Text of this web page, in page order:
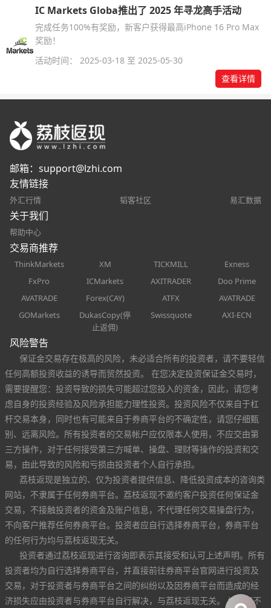
IC Markets Globa推出了 2025 年寻龙高手活动
完成任务100%有奖励，新客户获得最高iPhone 16 Pro Max
奖励！
活动时间： 2025-03-18 至 2025-05-30
查看详情
邮箱： support@lzhi.com
友情链接
外汇行情 韬客社区 易汇数据
关于我们
帮助中心
交易商推荐
ThinkMarkets XM TICKMILL
Exness
FxPro
ICMarkets AXITRADER
Doo Prime
AVATRADE
Forex(CAY) ATFX
AVATRADE
GOMarkets
DukasCopy(停
止返佣)
Swissquote AXI-ECN
风险警告
保证金交易存在极高的风险，未必适合所有的投资者，请不要轻信
任何高额投资收益的诱导而贸然投资。 在您决定投资保证金交易时，
需要提醒您：投资导致的损失可能超过您投入的资金，因此，请您考
虑自身的投资经验及风险承担能力理性投资。投资风险不仅来自于杠
杆交易本身，同时也有可能来自于券商平台的不确定性，请您仔细甄
别、远离风险。所有投资者的交易帐户应仅限本人使用，不应交由第
三方操作，对于任何接受第三方喊单、操盘、理财等操作的投资和交
易，由此导致的风险和亏损由投资者个人自行承担。
荔枝返现是独立的、仅为投资者提供信息、降低投资成本的咨询类
网站，不隶属于任何券商平台。荔枝返现不邀约客户投资任何保证金
交易，不接触投资者的资金及账户信息，不代理任何交易操盘行为，
不向客户推荐任何券商平台。投资者应自行选择券商平台，券商平台
的任何行为均与荔枝返现无关。
投资者通过荔枝返现进行咨询即表示其接受和认可上述声明。所有
投资者均为自行选择券商平台，并直接前往券商平台官网进行投资及
交易，对于投资者与券商平台之间的纠纷以及因券商平台而造成的经
济损失应由投资者与券商平台自行解决，与荔枝返现无关。 如果您不